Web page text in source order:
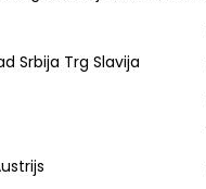
Srbija Trg Slavija